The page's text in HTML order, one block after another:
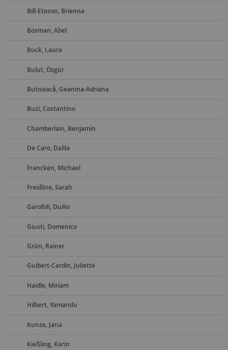
Bill-Eteson, Brienna
Bosman, Abel
Buck, Laura
Bulut, Özgür
Butiseacă, Geanina-Adriana
Buzi, Costantino
Chamberlain, Benjamin
De Caro, Dalila
Francken, Michael
Freidline, Sarah
Garofoli, Duilio
Giusti, Domenico
Grün, Rainer
Guibert-Cardin, Juliette
Haidle, Miriam
Hilbert, Yamandu
Kunze, Jana
Kießling, Karin